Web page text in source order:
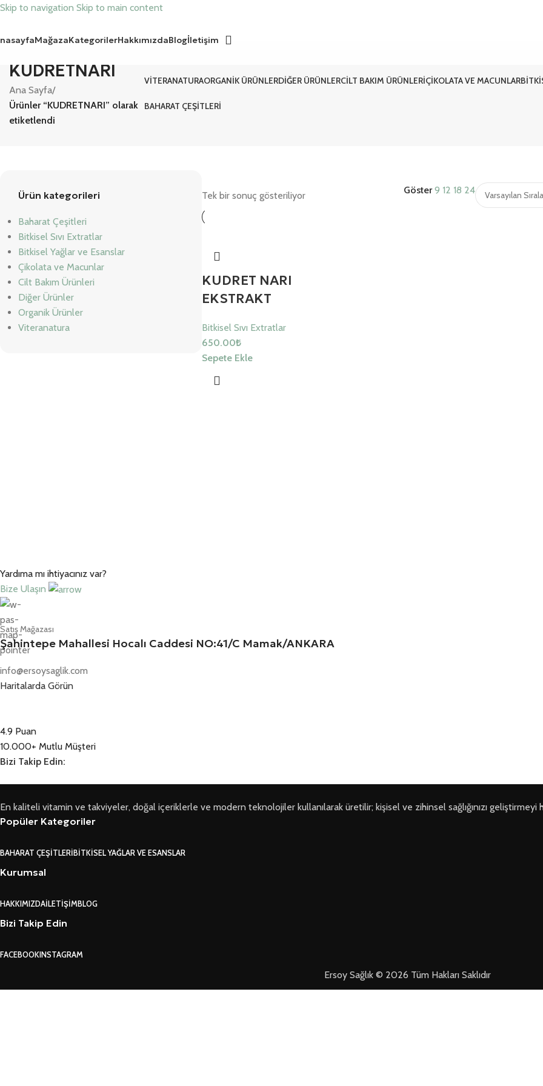
Skip to navigation Skip to main content
MağazaKategorilerHakkımızdaBlogİletişim
KUDRETNARI
Ana Sayfa/
Ürünler “KUDRETNARI” olarak
etiketlendi
VITERANATURAORGANIK ÜRÜNLERDIĞER ÜRÜNLERCILT BAKIM ÜRÜNLERIÇIKOLATA VE MACUNLAR
BAHARAT ÇEŞITLERI
Ürün kategorileri
Baharat Çeşitleri
Bitkisel Sıvı Extratlar
Bitkisel Yağlar ve Esanslar
Çikolata ve Macunlar
Cilt Bakım Ürünleri
Diğer Ürünler
Organik Ürünler
Viteranatura
Tek bir sonuç gösteriliyor Göster9 12 18 24
KUDRET NARI
EKSTRAKT
Bitkisel Sıvı Extratlar
650.00₺
Sepete Ekle
Yardıma mı ihtiyacınız var?
Bize Ulaşın
Satış Mağazası
Şahintepe Mahallesi Hocalı Caddesi NO:41/C Mamak/ANKARA
info@ersoysaglik.com
Haritalarda Görün
4.9 Puan
10.000+ Mutlu Müşteri
Bizi Takip Edin:
En kaliteli vitamin ve takviyeler, doğal içeriklerle ve modern teknolojiler kullanılarak üretilir; kişisel ve zihinsel sağlığınızı geliştirmeyi
Popüler Kategoriler
BAHARAT ÇEŞITLERIBITKISEL YAĞLAR VE ESANSLAR
Kurumsal
HAKKIMIZDAİLETIŞIMBLOG
Bizi Takip Edin
FACEBOOKINSTAGRAM
Ersoy Sağlık © 2026 Tüm Hakları Saklıdır